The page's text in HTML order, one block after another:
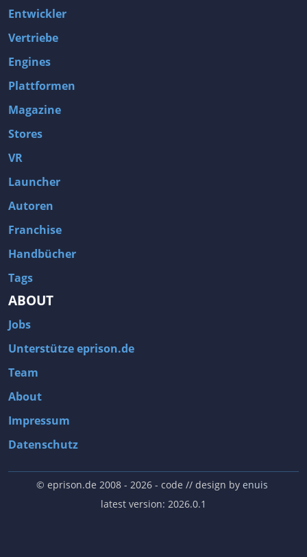
Entwickler
Vertriebe
Engines
Plattformen
Magazine
Stores
VR
Launcher
Autoren
Franchise
Handbücher
Tags
ABOUT
Jobs
Unterstütze eprison.de
Team
About
Impressum
Datenschutz
© eprison.de 2008 - 2026- code // design by enuis
latest version: 2026.0.1